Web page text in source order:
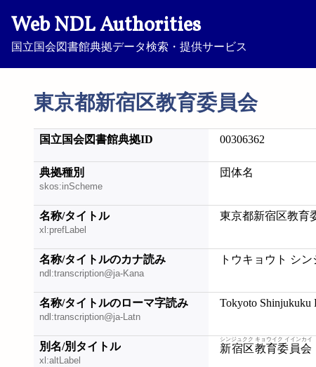
Web NDL Authorities
国立国会図書館典拠データ検索・提供サービス
東京都新宿区教育委員会
国立国会図書館典拠ID 00306362
典拠種別
skos:inScheme
団体名
名称/タイトル
xl:prefLabel
東京都新宿区教育
名称/タイトルのカナ読み
ndl:transcription@ja-Kana
トウキョウト シ
名称/タイトルのローマ字読み
ndl:transcription@ja-Latn
Tokyoto Shinjukuku
別名/別タイトル
xl:altLabel
新宿区教育委員会
シンジュクク キョウイク イインカイ